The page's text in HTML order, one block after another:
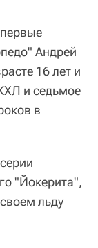
Андрей
16 лет и
и седьмое
в
"Йокерита",
льду